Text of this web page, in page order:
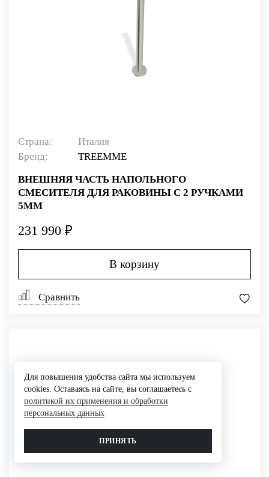
Страна:
Италия
Бренд:
TREEMME
ВНЕШНЯЯ ЧАСТЬ НАПОЛЬНОГО
СМЕСИТЕЛЯ ДЛЯ РАКОВИНЫ С 2 РУЧКАМИ
5MM
231 990 ₽
В корзину
Сравнить
Для повышения удобства сайта мы используем
cookies. Оставаясь на сайте, вы соглашаетесь с
политикой их применения и обработки
персональных данных
ПРИНЯТЬ